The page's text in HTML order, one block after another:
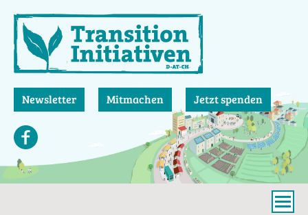
zum
Inhalt
Newsletter Mitmachen Jetzt spenden